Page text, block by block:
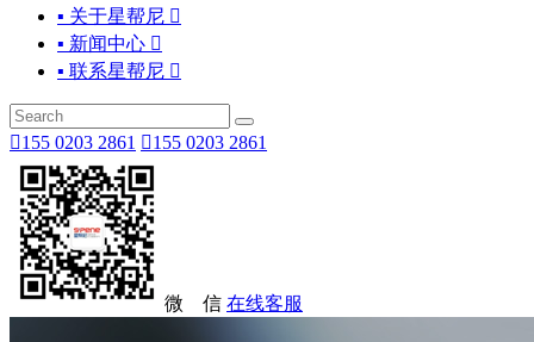
▪ 关于星帮尼 
▪ 新闻中心 
▪ 联系星帮尼 
155 0203 2861 155 0203 2861
微 信 在线客服